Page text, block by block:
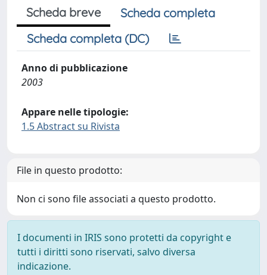
Scheda breve
Scheda completa
Scheda completa (DC)
Anno di pubblicazione
2003
Appare nelle tipologie:
1.5 Abstract su Rivista
File in questo prodotto:
Non ci sono file associati a questo prodotto.
I documenti in IRIS sono protetti da copyright e
tutti i diritti sono riservati, salvo diversa
indicazione.